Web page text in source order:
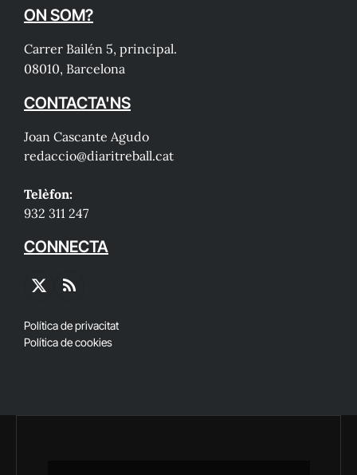
ON SOM?
Carrer Bailén 5, principal.
08010, Barcelona
CONTACTA'NS
Joan Cascante Agudo
redaccio@diaritreball.cat
Telèfon:
932 311 247
CONNECTA
X
RSS
Política de privacitat
Política de cookies